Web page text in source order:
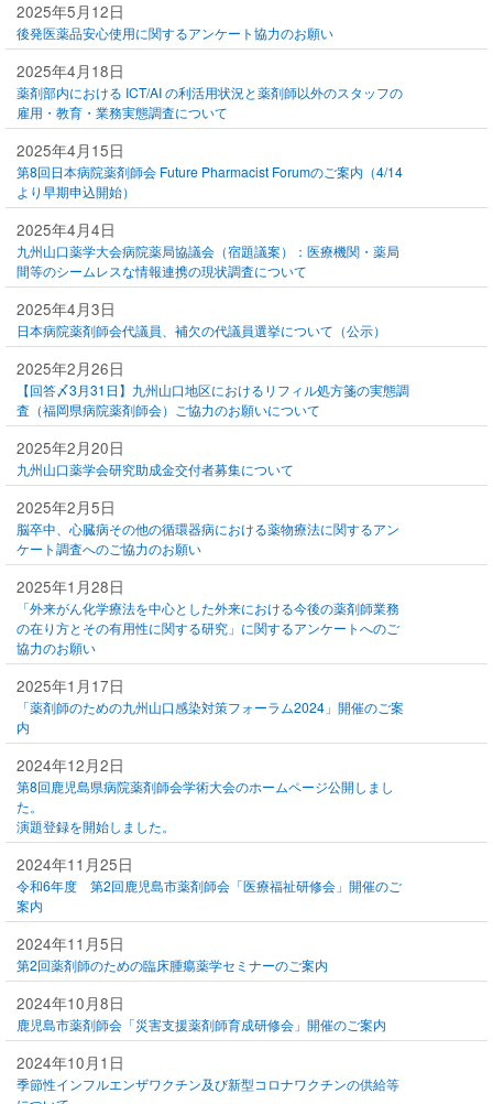
2025年5月12日
後発医薬品安心使用に関するアンケート協力のお願い
2025年4月18日
薬剤部内における ICT/AI の利活用状況と薬剤師以外のスタッフの
雇用・教育・業務実態調査について
2025年4月15日
第8回日本病院薬剤師会 Future Pharmacist Forumのご案内（4/14
より早期申込開始）
2025年4月4日
九州山口薬学大会病院薬局協議会（宿題議案）：医療機関・薬局
間等のシームレスな情報連携の現状調査について
2025年4月3日
日本病院薬剤師会代議員、補欠の代議員選挙について（公示）
2025年2月26日
【回答〆3月31日】九州山口地区におけるリフィル処方箋の実態調
査（福岡県病院薬剤師会）ご協力のお願いについて
2025年2月20日
九州山口薬学会研究助成金交付者募集について
2025年2月5日
脳卒中、心臓病その他の循環器病における薬物療法に関するアン
ケート調査へのご協力のお願い
2025年1月28日
「外来がん化学療法を中心とした外来における今後の薬剤師業務
の在り方とその有用性に関する研究」に関するアンケートへのご
協力のお願い
2025年1月17日
「薬剤師のための九州山口感染対策フォーラム2024」開催のご案
内
2024年12月2日
第8回⿅児島県病院薬剤師会学術大会のホームページ公開しまし
た。
演題登録を開始しました。
2024年11月25日
令和6年度 第2回鹿児島市薬剤師会「医療福祉研修会」開催のご
案内
2024年11月5日
第2回薬剤師のための臨床腫瘍薬学セミナーのご案内
2024年10月8日
鹿児島市薬剤師会「災害支援薬剤師育成研修会」開催のご案内
2024年10月1日
季節性インフルエンザワクチン及び新型コロナワクチンの供給等